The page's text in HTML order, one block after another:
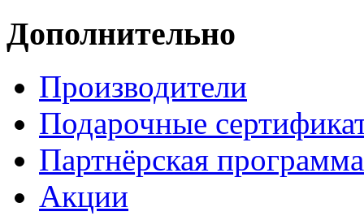
Дополнительно
Производители
Подарочные
Партнёрская программа
Акции